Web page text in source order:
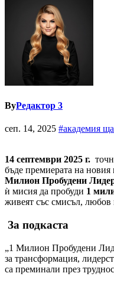
ByРедактор 3
сеп. 14, 2025 #академия
14 септември 2025 г.
бъде премиерата на
Милион Пробудени
ѝ мисия да пробуди 1
живеят със смисъл, любов
️ За подкаста
„1 Милион Пробудени
за трансформация,
са преминали през